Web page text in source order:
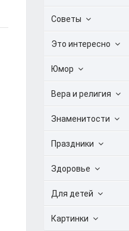
Советы
Это интересно
Юмор
Вера и религия
Знаменитости
Праздники
Здоровье
Для детей
Картинки